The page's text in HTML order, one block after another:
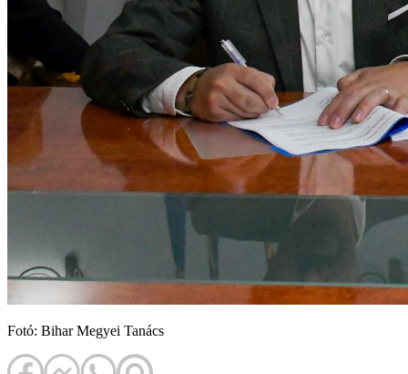
Fotó: Bihar Megyei Tanács